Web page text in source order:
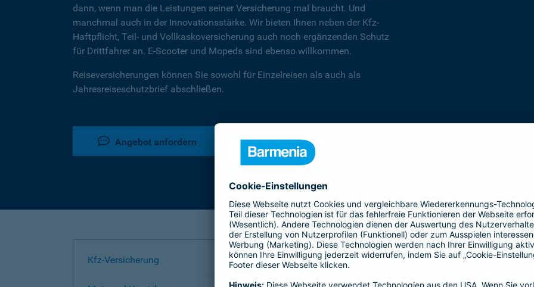
dann, wenn man die Leistungen seiner Versicherung mal braucht. Und
manchmal auch in der Innovationsstärke. Wir bieten Ihnen neben der Kfz-
Haftpflicht, Teil- und Vollkaskoversicherung auch noch ergänzenden Schutz
für Drittfahrer an. E-Scooter und Mopeds sind ebenso willkommen.
Reiseversicherungen können Sie sowohl für Einzelreisen als auch als
Jahresreiseschutzbrief abschließen.
Angebot anfordern
Kfz-Versicherung